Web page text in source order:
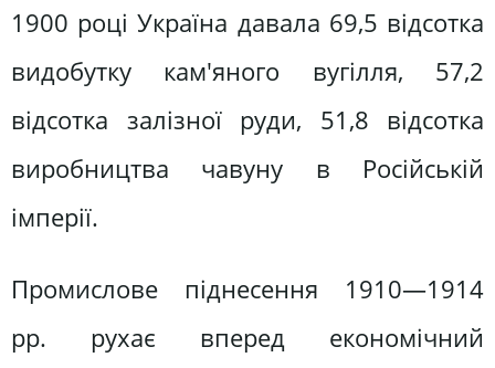
1900 році Україна давала 69,5 відсотка
видобутку кам'яного вугілля, 57,2
відсотка залізної руди, 51,8 відсотка
виробництва чавуну в Російській
імперії.
Промислове піднесення 1910—1914
pp. рухає вперед економічний